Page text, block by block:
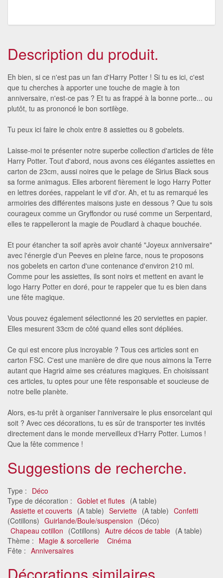
Description du produit.
Eh bien, si ce n'est pas un fan d'Harry Potter ! Si tu es ici, c'est
que tu cherches à apporter une touche de magie à ton
anniversaire, n'est-ce pas ? Et tu as frappé à la bonne porte... ou
plutôt, tu as prononcé le bon sortilège.
Tu peux ici faire le choix entre 8 assiettes ou 8 gobelets.
Laisse-moi te présenter notre superbe collection d'articles de fête
Harry Potter. Tout d'abord, nous avons ces élégantes assiettes en
carton de 23cm, aussi noires que le pelage de Sirius Black sous
sa forme animagus. Elles arborent fièrement le logo Harry Potter
en lettres dorées, rappelant le vif d'or. Ah, et tu as remarqué les
armoiries des différentes maisons juste en dessous ? Que tu sois
courageux comme un Gryffondor ou rusé comme un Serpentard,
elles te rappelleront la magie de Poudlard à chaque bouchée.
Et pour étancher ta soif après avoir chanté "Joyeux anniversaire"
avec l'énergie d'un Peeves en pleine farce, nous te proposons
nos gobelets en carton d'une contenance d'environ 210 ml.
Comme pour les assiettes, ils sont noirs et mettent en avant le
logo Harry Potter en doré, pour te rappeler que tu es bien dans
une fête magique.
Vous pouvez également sélectionné les 20 serviettes en papier.
Elles mesurent 33cm de côté quand elles sont dépliées.
Ce qui est encore plus incroyable ? Tous ces articles sont en
carton FSC. C'est une manière de dire que nous aimons la Terre
autant que Hagrid aime ses créatures magiques. En choisissant
ces articles, tu optes pour une fête responsable et soucieuse de
notre belle planète.
Alors, es-tu prêt à organiser l'anniversaire le plus ensorcelant qui
soit ? Avec ces décorations, tu es sûr de transporter tes invités
directement dans le monde merveilleux d'Harry Potter. Lumos !
Que la fête commence !
Suggestions de recherche.
Type : Déco
Type de décoration : Goblet et flutes (A table)
Assiette et couverts (A table) Serviette (A table) Confetti
(Cotillons) Guirlande/Boule/suspension (Déco)
Chapeau cotillon (Cotillons) Autre décos de table (A table)
Thème : Magie & sorcellerie
Cinéma
Fête : Anniversaires
Décorations similaires